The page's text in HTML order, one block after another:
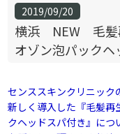
2019/09/20
横浜 NEW 毛髪
オゾン泡パックヘ
センススキンクリニック
新しく導入した『毛髪再
クヘッドスパ付き』につ